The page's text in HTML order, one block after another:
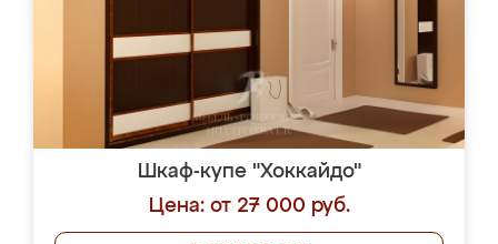
Шкаф-купе "Хоккайдо"
Цена: от 27 000 руб.